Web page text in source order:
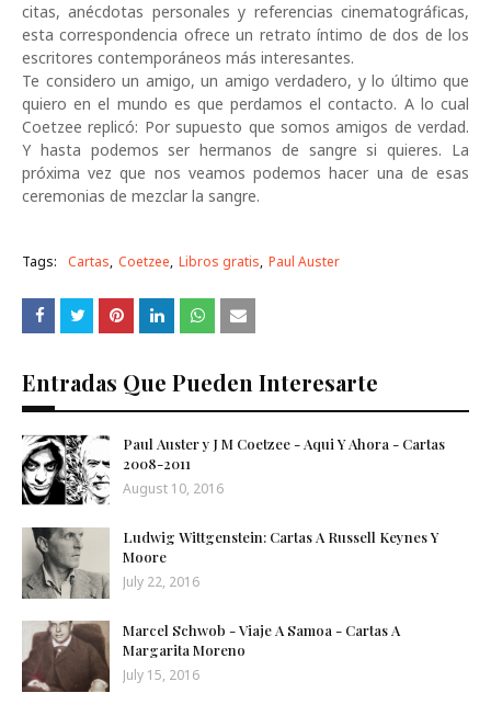
citas, anécdotas personales y referencias cinematográficas,
esta correspondencia ofrece un retrato íntimo de dos de los
escritores contemporáneos más interesantes.
Te considero un amigo, un amigo verdadero, y lo último que
quiero en el mundo es que perdamos el contacto. A lo cual
Coetzee replicó: Por supuesto que somos amigos de verdad.
Y hasta podemos ser hermanos de sangre si quieres. La
próxima vez que nos veamos podemos hacer una de esas
ceremonias de mezclar la sangre.
Tags: Cartas Coetzee Libros gratis Paul Auster
Entradas Que Pueden Interesarte
Paul Auster y J M Coetzee - Aqui Y Ahora - Cartas
2008-2011
August 10, 2016
Ludwig Wittgenstein: Cartas A Russell Keynes Y
Moore
July 22, 2016
Marcel Schwob - Viaje A Samoa - Cartas A
Margarita Moreno
July 15, 2016